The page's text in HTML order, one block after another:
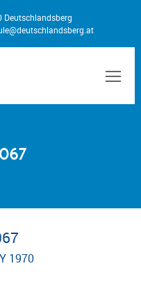
Deutschlandsberg
1970